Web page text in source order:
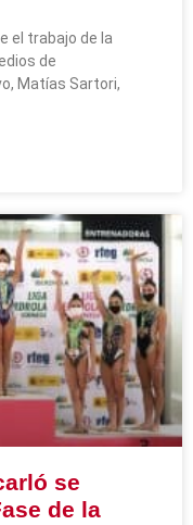
el trabajo de la
de
Matías Sartori,
se
de la